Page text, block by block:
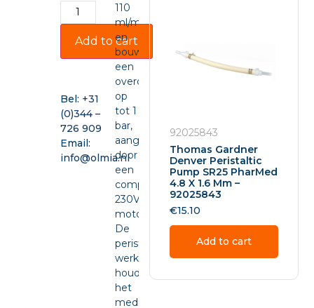
Add to cart
Bel: +31
(0)344 –
726 909
Email:
info@olmia.nl
110
ml/min
en
bouwt
een
overdruk
op
tot 1
bar,
aangedreven
door
een
compacte
230VAC-
motor.
De
peristaltische
werking
houdt
het
medium
92025843
Thomas Gardner
Denver Peristaltic
Pump SR25 PharMed
4.8 X 1.6 Mm –
92025843
€15.10
Add to cart